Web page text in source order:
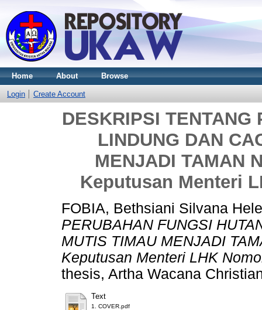
Home About Browse
Login Create Account
DESKRIPSI TENTANG
LINDUNG DAN
MENJADI TAMAN
Keputusan Menteri
FOBIA, Bethsiani Silvana
PERUBAHAN FUNGSI
MUTIS TIMAU MENJADI
Keputusan Menteri LHK
thesis, Artha Wacana
Text
1. COVER.pdf